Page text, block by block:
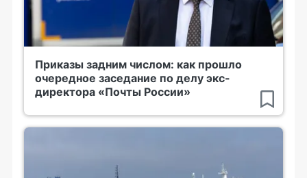
Приказы задним числом: как прошло
очередное заседание по делу экс-
директора «Почты России»